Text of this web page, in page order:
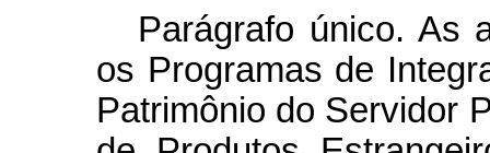
Parágrafo único. As
os Programas de
Patrimônio do Servidor